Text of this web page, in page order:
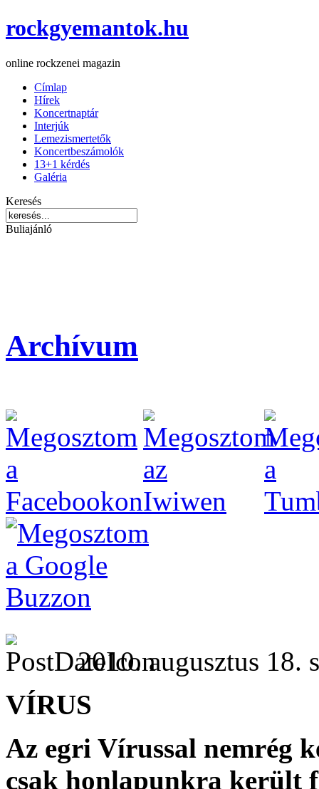
rockgyemantok.hu
online rockzenei magazin
Címlap
Hírek
Koncertnaptár
Interjúk
Lemezismertetők
Koncertbeszámolók
13+1 kérdés
Galéria
Keresés
Buliajánló
Archívum
2010. augusztus 18.
VÍRUS
Az egri Vírussal nemrég
csak honlapunkra került